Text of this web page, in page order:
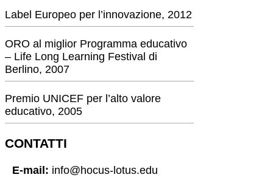
Label Europeo per l’innovazione, 2012
ORO al miglior Programma educativo
– Life Long Learning Festival di
Berlino, 2007
Premio UNICEF per l’alto valore
educativo, 2005
CONTATTI
E-mail: info@hocus-lotus.edu